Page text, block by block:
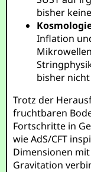
bisher
Inflation
bisher
Trotz der
fruchtbaren
Fortschritte in
wie AdS/CFT
Dimensionen
Gravitation